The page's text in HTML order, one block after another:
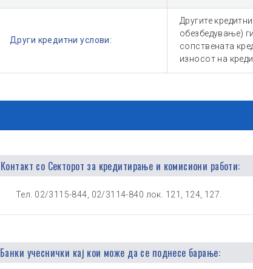
Други кредитни услови:
Другите
обезбедување)
сопствената
износот на
Контакт со Секторот за кредитирање и комисиони работи:
Тел. 02/3115-844, 02/3114-840 лок. 121, 124, 127.
Банки учеснички кај кои може да се поднесе барање: